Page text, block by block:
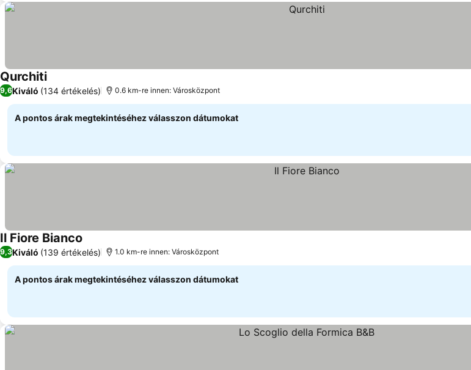
QurchitiÁrak megjelenítése
9,6Kiváló (134 értékelés) 0.6 km-re innen: Városközpont
A pontos árak megtekintéséhez válasszon dátumokat
Il Fiore Bianco Árak megjelenítése
9,3Kiváló (139 értékelés) 1.0 km-re innen: Városközpont
A pontos árak megtekintéséhez válasszon dátumokat